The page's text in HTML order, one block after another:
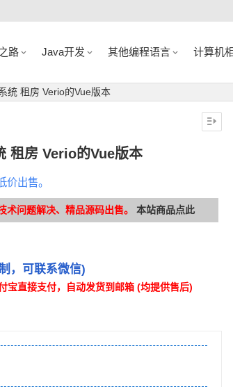
路 Java开发 其他编程语言 计算机
统 租房 Verio的Vue版本
租房 Verio的Vue版本
价出售。
术问题解决、精品源码出售。 本站商品点此
，可联系微信)
直接支付，自动发货到邮箱 (均提供售后)